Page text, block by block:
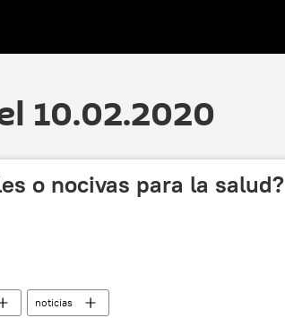
10.02.2020
o nocivas para la salud?
noticias